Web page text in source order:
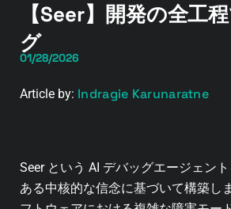
【Seer】開発の全工
グ
01/28/2026
Article by: Indragie Karunaratne
Seer という AI デバッグエージェント
ある中核的な信念に基づいて構築し